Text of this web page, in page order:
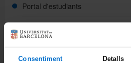
Consentiment Detalls
Portal d'estudiants
Campus Virtual